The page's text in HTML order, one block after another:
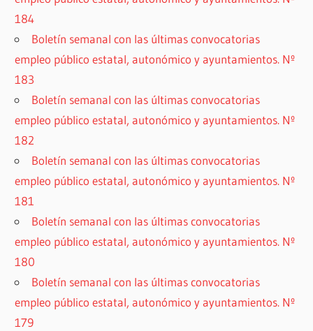
184
Boletín semanal con las últimas convocatorias
empleo público estatal, autonómico y ayuntamientos. Nº
183
Boletín semanal con las últimas convocatorias
empleo público estatal, autonómico y ayuntamientos. Nº
182
Boletín semanal con las últimas convocatorias
empleo público estatal, autonómico y ayuntamientos. Nº
181
Boletín semanal con las últimas convocatorias
empleo público estatal, autonómico y ayuntamientos. Nº
180
Boletín semanal con las últimas convocatorias
empleo público estatal, autonómico y ayuntamientos. Nº
179